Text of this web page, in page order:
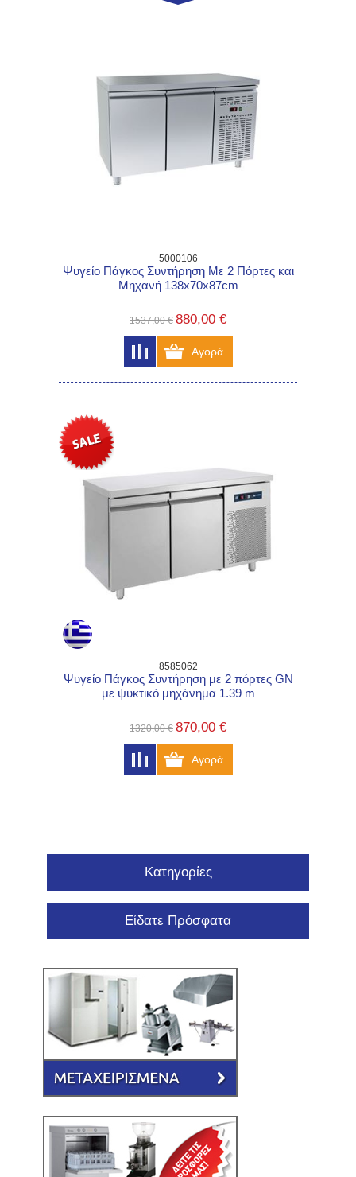
5000106
Ψυγείο Πάγκος Συντήρηση Με 2 Πόρτες και
Μηχανή 138x70x87cm
1537,00 € 880,00 €
8585062
Ψυγείο Πάγκος Συντήρηση με 2 πόρτες GN
με ψυκτικό μηχάνημα 1.39 m
1320,00 € 870,00 €
Κατηγορίες
Είδατε Πρόσφατα